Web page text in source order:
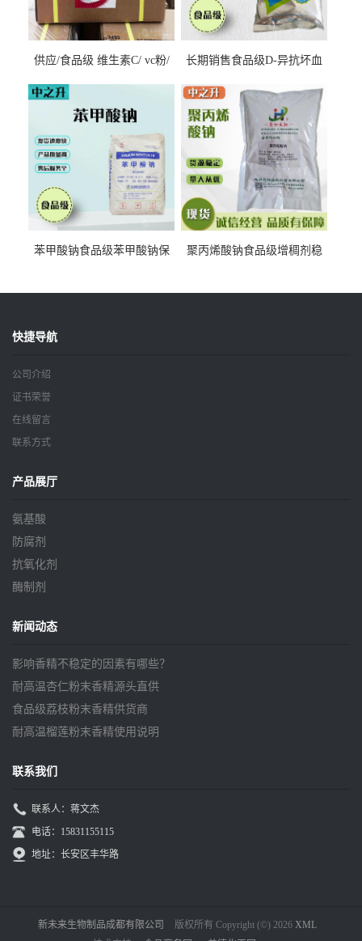
供应/食品级 维生素C/ vc粉/
长期销售食品级D-异抗坏血
苯甲酸钠食品级苯甲酸钠保
聚丙烯酸钠食品级增稠剂稳
快捷导航
公司介绍
证书荣誉
在线留言
联系方式
产品展厅
氨基酸
防腐剂
抗氧化剂
酶制剂
新闻动态
影响香精不稳定的因素有哪些？
耐高温杏仁粉末香精源头直供
食品级荔枝粉末香精供货商
耐高温榴莲粉末香精使用说明
联系我们
联系人：蒋文杰
电话：15831155115
地址：长安区丰华路
新未来生物制品成都有限公司 版权所有 Copyright (©) 2026 XML